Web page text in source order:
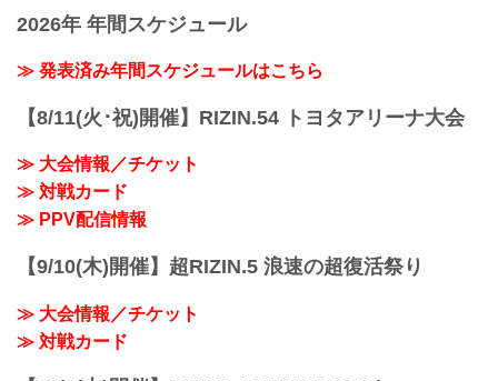
2026年 年間スケジュール
≫ 発表済み年間スケジュールはこちら
【8/11(火･祝)開催】RIZIN.54 トヨタアリーナ大会
≫ 大会情報／チケット
≫ 対戦カード
≫ PPV配信情報
【9/10(木)開催】超RIZIN.5 浪速の超復活祭り
≫ 大会情報／チケット
≫ 対戦カード